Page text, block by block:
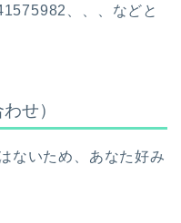
、、、などと
せ）
ないため、あなた好み